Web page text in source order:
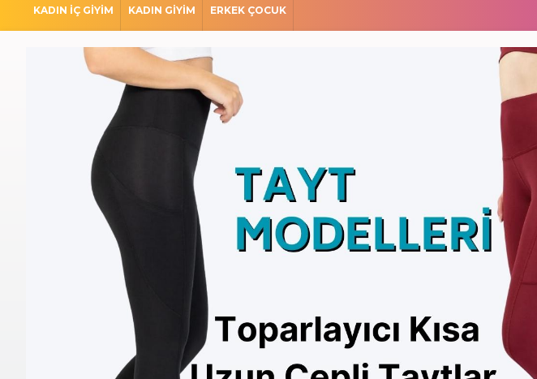
KADIN İÇ GİYİM KADIN GİYİM ERKEK ÇOCUK
RO Siyah Kadın Cepli Yüksek Bel Bilek
385.00
Sepete Ekle